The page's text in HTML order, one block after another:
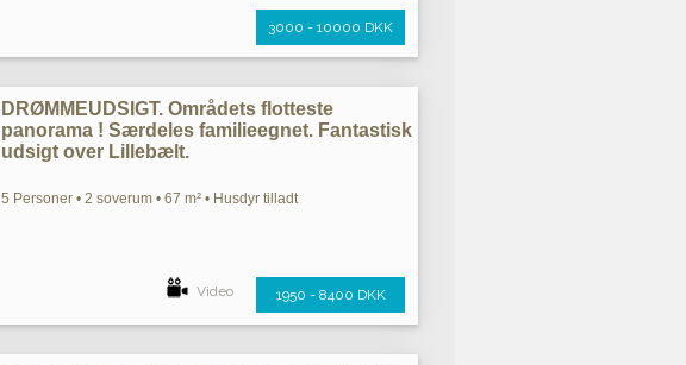
3000 - 10000 DKK
DRØMMEUDSIGT. Områdets flotteste
panorama ! Særdeles familieegnet. Fantastisk
udsigt over Lillebælt.
5 Personer • 2 soverum • 67 m² • Husdyr tilladt
Video 1950 - 8400 DKK